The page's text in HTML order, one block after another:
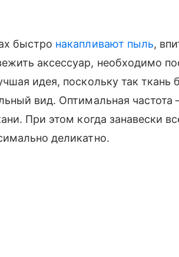
быстро накапливают пыль,
аксессуар, необходимо
идея, поскольку так ткань
вид. Оптимальная частота
При этом когда занавески
деликатно.